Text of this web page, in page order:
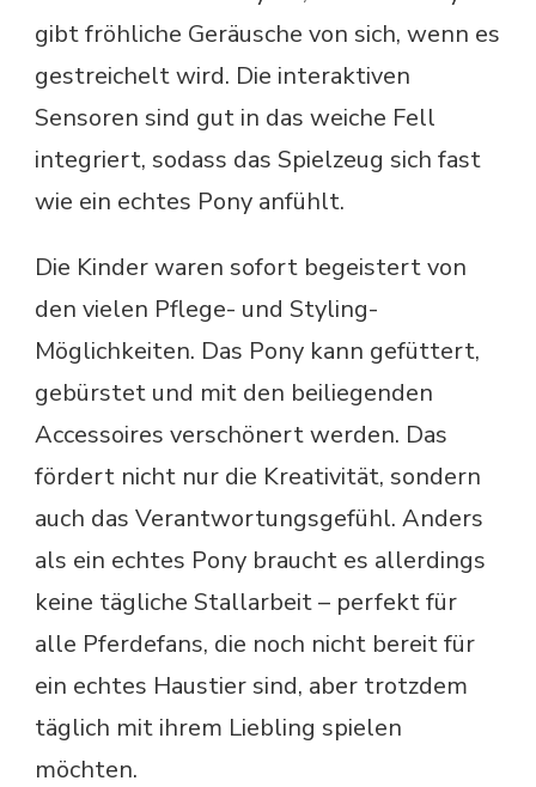
gibt fröhliche Geräusche von sich, wenn es
gestreichelt wird. Die interaktiven
Sensoren sind gut in das weiche Fell
integriert, sodass das Spielzeug sich fast
wie ein echtes Pony anfühlt.
Die Kinder waren sofort begeistert von
den vielen Pflege- und Styling-
Möglichkeiten. Das Pony kann gefüttert,
gebürstet und mit den beiliegenden
Accessoires verschönert werden. Das
fördert nicht nur die Kreativität, sondern
auch das Verantwortungsgefühl. Anders
als ein echtes Pony braucht es allerdings
keine tägliche Stallarbeit – perfekt für
alle Pferdefans, die noch nicht bereit für
ein echtes Haustier sind, aber trotzdem
täglich mit ihrem Liebling spielen
möchten.